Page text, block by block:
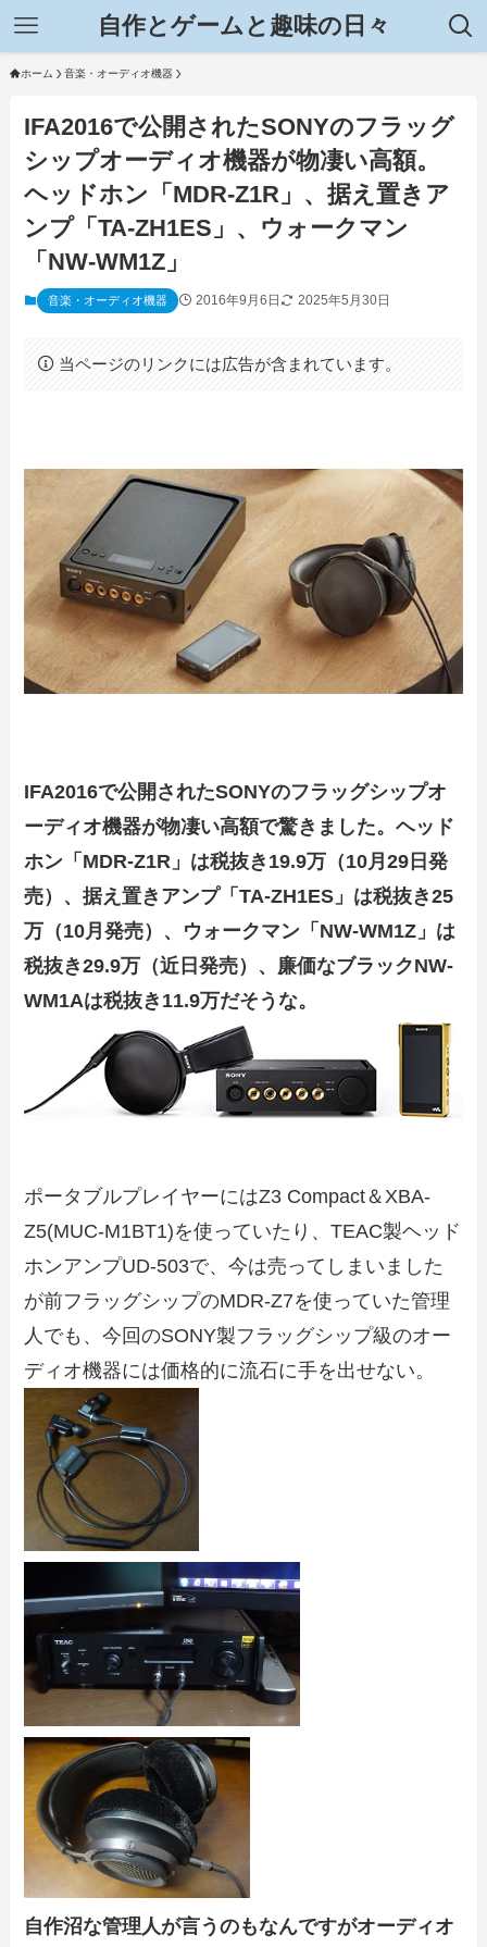
自作とゲームと趣味の日々
ホーム 音楽・オーディオ機器
IFA2016で公開されたSONYのフラッグ
シップオーディオ機器が物凄い高額。
ヘッドホン「MDR-Z1R」、据え置きア
ンプ「TA-ZH1ES」、ウォークマン
「NW-WM1Z」
音楽・オーディオ機器 2016年9月6日 2025年5月30日
当ページのリンクには広告が含まれています。
IFA2016で公開されたSONYのフラッグシップオ
ーディオ機器が物凄い高額で驚きました。ヘッド
ホン「MDR-Z1R」は税抜き19.9万（10月29日発
売） 、据え置きアンプ「TA-ZH1ES」は税抜き25
万 （10月発売）、ウォークマン「NW-WM1Z」は
税抜き29.9万（近日発売）、廉価なブラックNW-
WM1Aは税抜き11.9万だそうな。
ポータブルプレイヤーにはZ3 Compact＆XBA-
Z5(MUC-M1BT1)を使っていたり、TEAC製ヘッド
ホンアンプUD-503で、今は売ってしまいました
が前フラッグシップのMDR-Z7を使っていた管理
人でも、今回のSONY製フラッグシップ級のオー
ディオ機器には価格的に流石に手を出せない。
自作沼な管理人が言うのもなんですがオーディオ